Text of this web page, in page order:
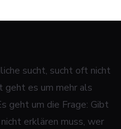
sucht, sucht oft nicht
geht es um mehr als
geht um die Frage: Gibt
erklären muss, wer